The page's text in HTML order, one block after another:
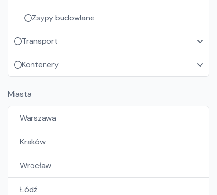
Zsypy budowlane
Transport
Kontenery
Miasta
Warszawa
Kraków
Wrocław
Łódź